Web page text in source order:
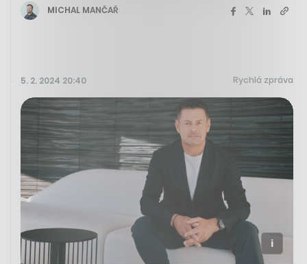
MICHAL MANČAŘ
5. 2. 2024 20:40 Rychlá zpráva